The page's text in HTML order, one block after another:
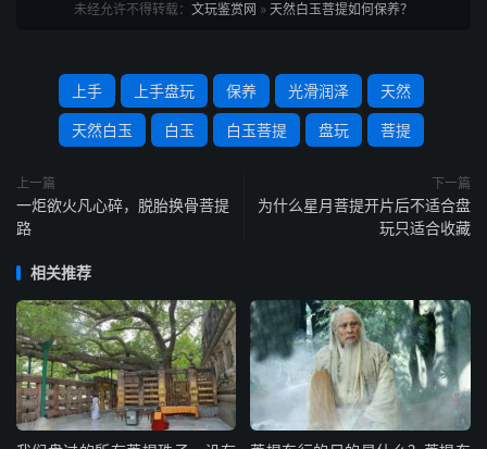
未经允许不得转载： 文玩鉴赏网 » 天然白玉菩提如何保养？
上手 上手盘玩 保养 光滑润泽 天然
天然白玉 白玉 白玉菩提 盘玩 菩提
上一篇
一炬欲火凡心碎，脱胎换骨菩提
路
下一篇
为什么星月菩提开片后不适合盘
玩只适合收藏
相关推荐